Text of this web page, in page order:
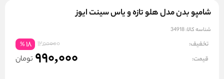
شامپو بدن مدل هلو تازه و یاس سینت ایوز
شناسه کالا:34918
تخفیف: 1200000
18
%
قیمت: 990,000 تومان